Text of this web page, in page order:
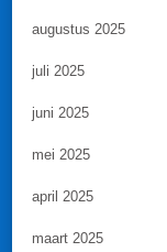
augustus 2025
juli 2025
juni 2025
mei 2025
april 2025
maart 2025